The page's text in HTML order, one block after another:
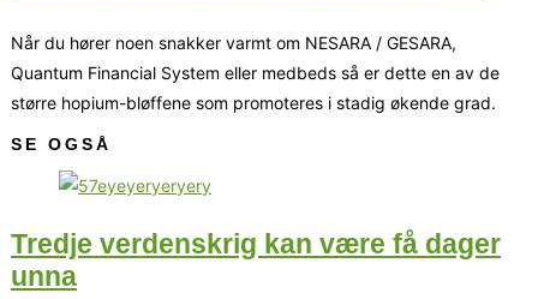
Når du hører noen snakker varmt om NESARA / GESARA,
Quantum Financial System eller medbeds så er dette en av de
større hopium-bløffene som promoteres i stadig økende grad.
SE OGSÅ
Tredje verdenskrig kan være få dager
unna